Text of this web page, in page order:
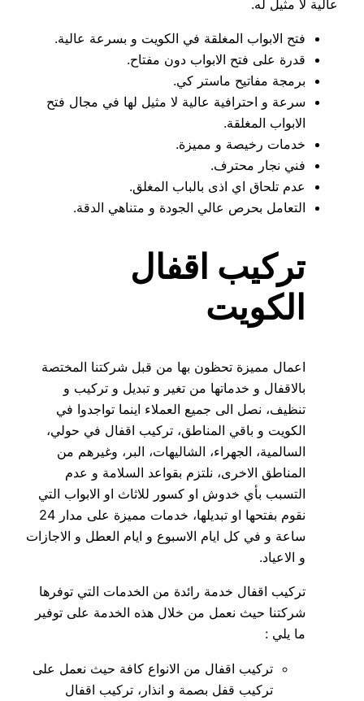
عالية لا مثيل له.
فتح الابواب المغلقة في الكويت و بسرعة عالية.
قدرة على فتح الابواب دون مفتاح.
برمجة مفاتيح ماستر كي.
سرعة و احترافية عالية لا مثيل لها في مجال فتح
الابواب المغلقة.
خدمات رخيصة و مميزة.
فني نجار محترف.
عدم تلحاق اي اذى بالباب المغلق.
التعامل بحرص عالي الجودة و متناهي الدقة.
تركيب اقفال
الكويت
اعمال مميزة تحظون بها من قبل شركتنا المختصة
بالاقفال و خدماتها من تغير و تبديل و تركيب و
تنظيف، نصل الى جميع العملاء اينما تواجدوا في
الكويت و باقي المناطق، تركيب اقفال في حولي،
السالمية، الجهراء، الشاليهات، البر، وغيرهم من
المناطق الاخرى، نلتزم بقواعد السلامة و عدم
التسبب بأي خدوش او كسور للاثاث او الابواب التي
نقوم بفتحها او تبديلها، خدمات مميزة على مدار 24
ساعة و في كل ايام الاسبوع و ايام العطل و الاجازات
و الاعياد.
تركيب اقفال خدمة رائدة من الخدمات التي توفرها
شركتنا حيث نعمل من خلال هذه الخدمة على توفير
ما يلي :
تركيب اقفال من الانواع كافة حيث نعمل على
تركيب قفل بصمة و انذار، تركيب اقفال